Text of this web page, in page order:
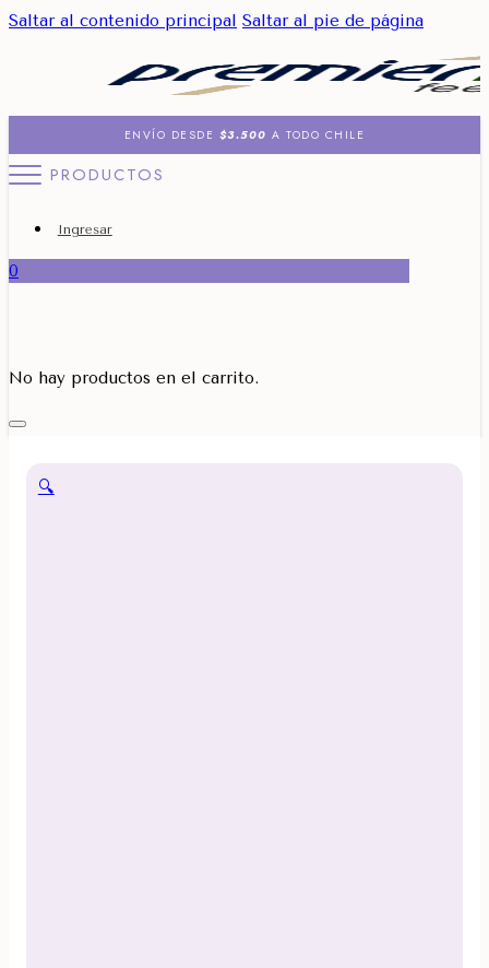
Saltar al contenido principal Saltar al pie de página
ENVÍO DESDE $3.500 A TODO CHILE
PRODUCTOS
Ingresar
0
No hay productos en el carrito.
🔍